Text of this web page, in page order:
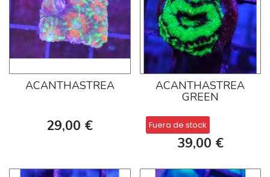
ACANTHASTREA
29,00 €
ACANTHASTREA
GREEN
Fuera de stock
39,00 €